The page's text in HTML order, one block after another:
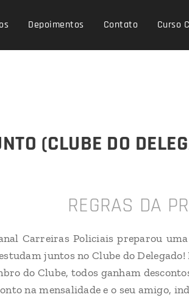
Depoimentos Contato Curso
(CLUBE DO
REGRAS DA
Carreiras Policiais preparou
juntos no Clube do
do Clube, todos ganham
na mensalidade e o seu amigo,